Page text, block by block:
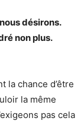
désirons.
non plus.
la chance d’être
la même
pas cela